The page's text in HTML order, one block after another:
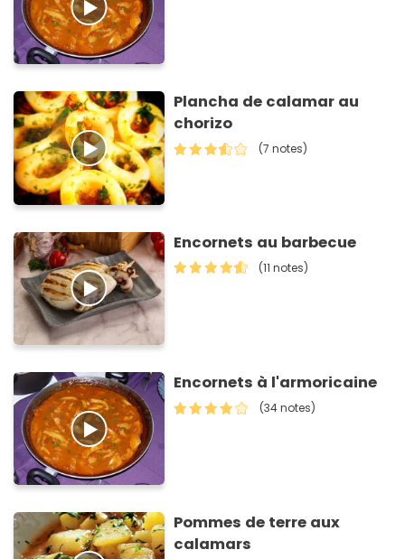
Plancha de calamar au
chorizo
(7 notes)
Encornets au barbecue
(11 notes)
Encornets à l'armoricaine
(34 notes)
Pommes de terre aux
calamars